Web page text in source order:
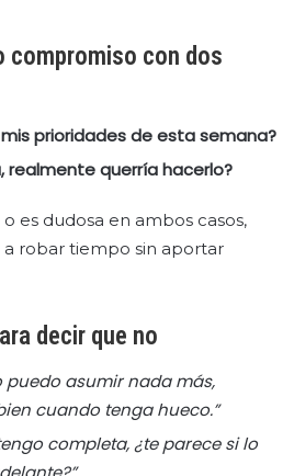
compromiso con dos
prioridades de esta semana?
realmente querría hacerlo?
o es dudosa en ambos casos,
robar tiempo sin aportar
decir que no
puedo asumir nada más,
cuando tenga hueco.”
completa, ¿te parece si lo